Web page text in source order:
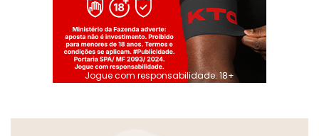
Jogue com responsabilidade. 18+